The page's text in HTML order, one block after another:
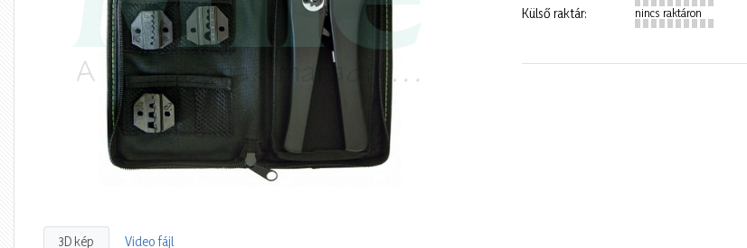
Külső raktár: nincs raktáron
3D kép Video fájl